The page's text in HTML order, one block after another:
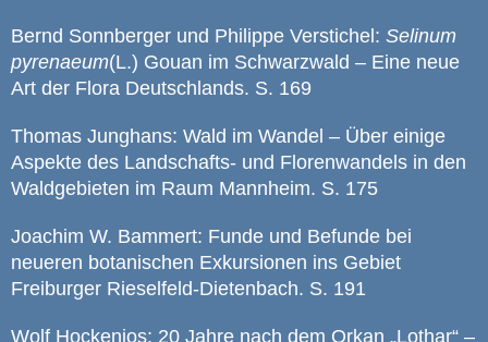
Bernd Sonnberger und Philippe Verstichel: Selinum
pyrenaeum(L.) Gouan im Schwarzwald – Eine neue
Art der Flora Deutschlands. S. 169
Thomas Junghans: Wald im Wandel – Über einige
Aspekte des Landschafts- und Florenwandels in den
Waldgebieten im Raum Mannheim. S. 175
Joachim W. Bammert: Funde und Befunde bei
neueren botanischen Exkursionen ins Gebiet
Freiburger Rieselfeld-Dietenbach. S. 191
Wolf Hockenjos: 20 Jahre nach dem Orkan „Lothar“ –